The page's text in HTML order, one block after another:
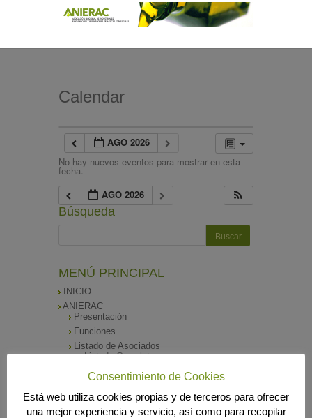
Calendar
AGO 2026
No hay nuevos eventos para mostrar en esta
fecha.
AGO 2026
Búsqueda
MENÚ PRINCIPAL
INICIO
ANIERAC
Presentación
Funciones
Listado de Asociados
Listado Completo
Como asociarse
SALA DE PRENSA
Notas de Prensa
Consentimiento de Cookies
Está web utiliza cookies propias y de terceros para ofrecer
una mejor experiencia y servicio, así como para recopilar